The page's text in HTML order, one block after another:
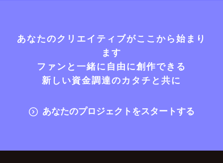
あなたのクリエイティブがここから始まり
ます
ファンと一緒に自由に創作できる
新しい資金調達のカタチと共に
あなたのプロジェクトをスタートする